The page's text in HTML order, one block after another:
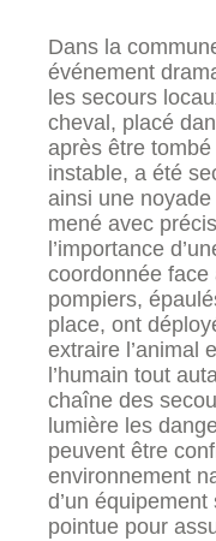
Dans la
événement
les secours
cheval, placé
après être tombé
instable, a été
ainsi une
mené avec
l’importance
coordonnée
pompiers,
place, ont
extraire l’animal
l’humain tout
chaîne des
lumière les
peuvent être
environnement
d’un
pointue pour